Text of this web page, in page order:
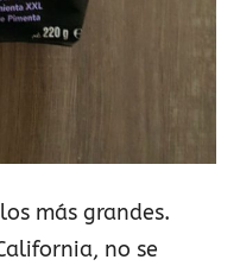
más grandes.
no se